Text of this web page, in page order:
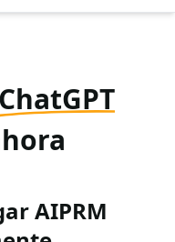
ChatGPT
AIPRM